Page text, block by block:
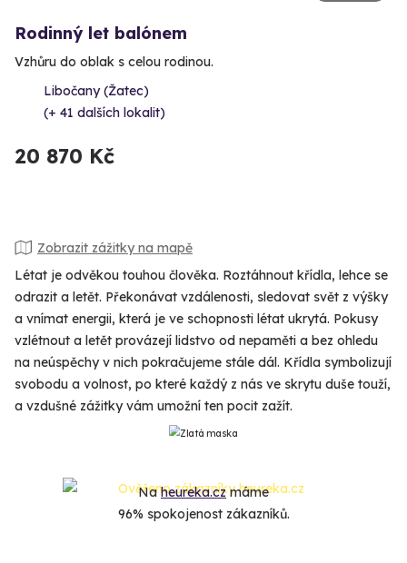
Rodinný let balónem
Vzhůru do oblak s celou rodinou.
Libočany (Žatec)
(+ 41 dalších lokalit)
20 870 Kč
Zobrazit zážitky na mapě
Létat je odvěkou touhou člověka. Roztáhnout křídla, lehce se
odrazit a letět. Překonávat vzdálenosti, sledovat svět z výšky
a vnímat energii, která je ve schopnosti létat ukrytá. Pokusy
vzlétnout a letět provázejí lidstvo od nepaměti a bez ohledu
na neúspěchy v nich pokračujeme stále dál. Křídla symbolizují
svobodu a volnost, po které každý z nás ve skrytu duše touží,
a vzdušné zážitky vám umožní ten pocit zažít.
Naheureka.czmáme
96% spokojenost zákazníků.